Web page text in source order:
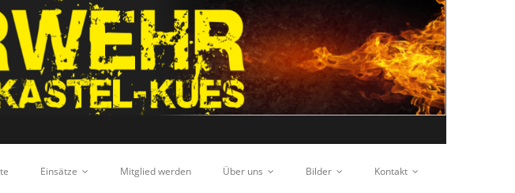
Einsätze Mitglied werden Über uns Bilder Kontakt